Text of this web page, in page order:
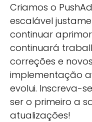
Criamos o
escalável
continuar
continuará
correções e
implementação
evolui. Inscreva-
ser o primeiro a
atualizações!